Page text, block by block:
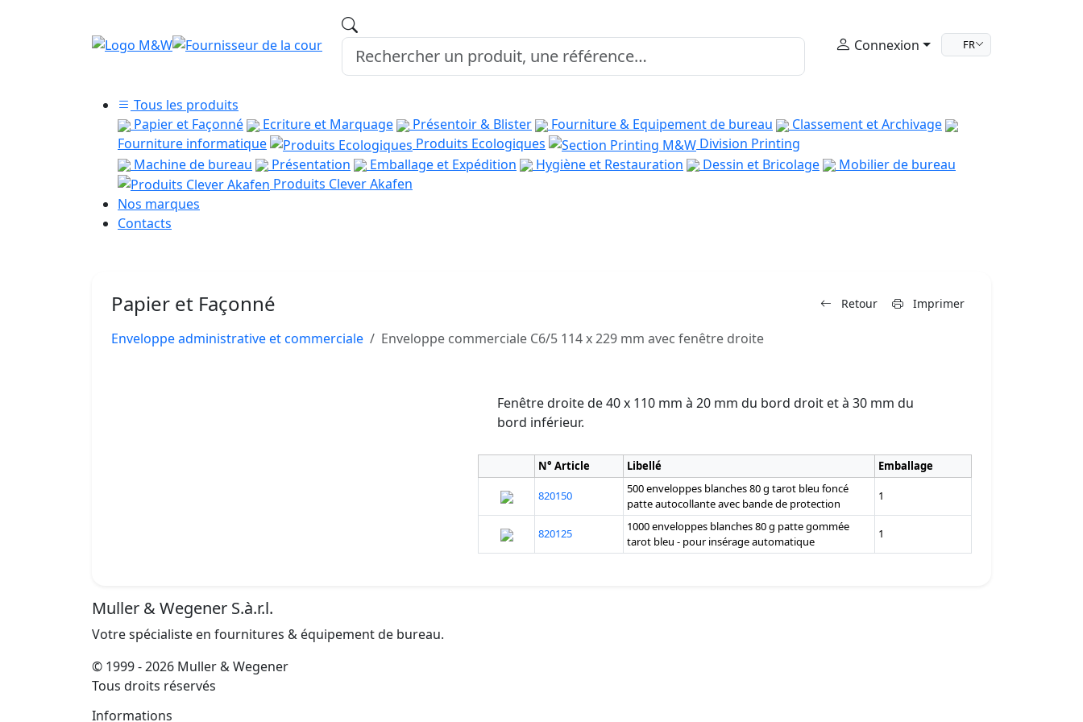
Connexion FR
Tous les produits
Papier et Façonné
Ecriture et Marquage Présentoir & Blister Fourniture & Equipement de bureau
Classement et Archivage
Fourniture informatique
Produits Ecologiques
Division Printing
Machine de bureau
Présentation Emballage et Expédition Hygiène et Restauration Dessin et Bricolage
Mobilier de bureau
Produits Clever Akafen
Nos marques
Contacts
Papier et Façonné Retour Imprimer
Enveloppe administrative et commerciale Enveloppe commerciale C6/5 114 x 229 mm avec fenêtre droite
Fenêtre droite de 40 x 110 mm à 20 mm du bord droit et à 30 mm du
bord inférieur.
N° Article Libellé Emballage
820150
500 enveloppes blanches 80 g tarot bleu foncé
patte autocollante avec bande de protection
1
820125
1000 enveloppes blanches 80 g patte gommée
tarot bleu - pour insérage automatique
1
Muller & Wegener S.à.r.l.
Votre spécialiste en fournitures & équipement de bureau.
© 1999 - 2026 Muller & Wegener
Tous droits réservés
Informations